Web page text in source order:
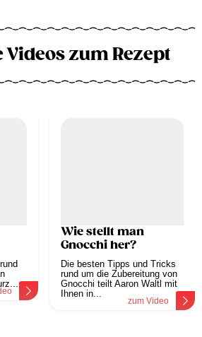
zum Rezept
Wie stellt man
Gnocchi her?
Die besten Tipps und Tricks
rund um die Zubereitung von
Gnocchi teilt Aaron Waltl mit
Ihnen in...
zum Video